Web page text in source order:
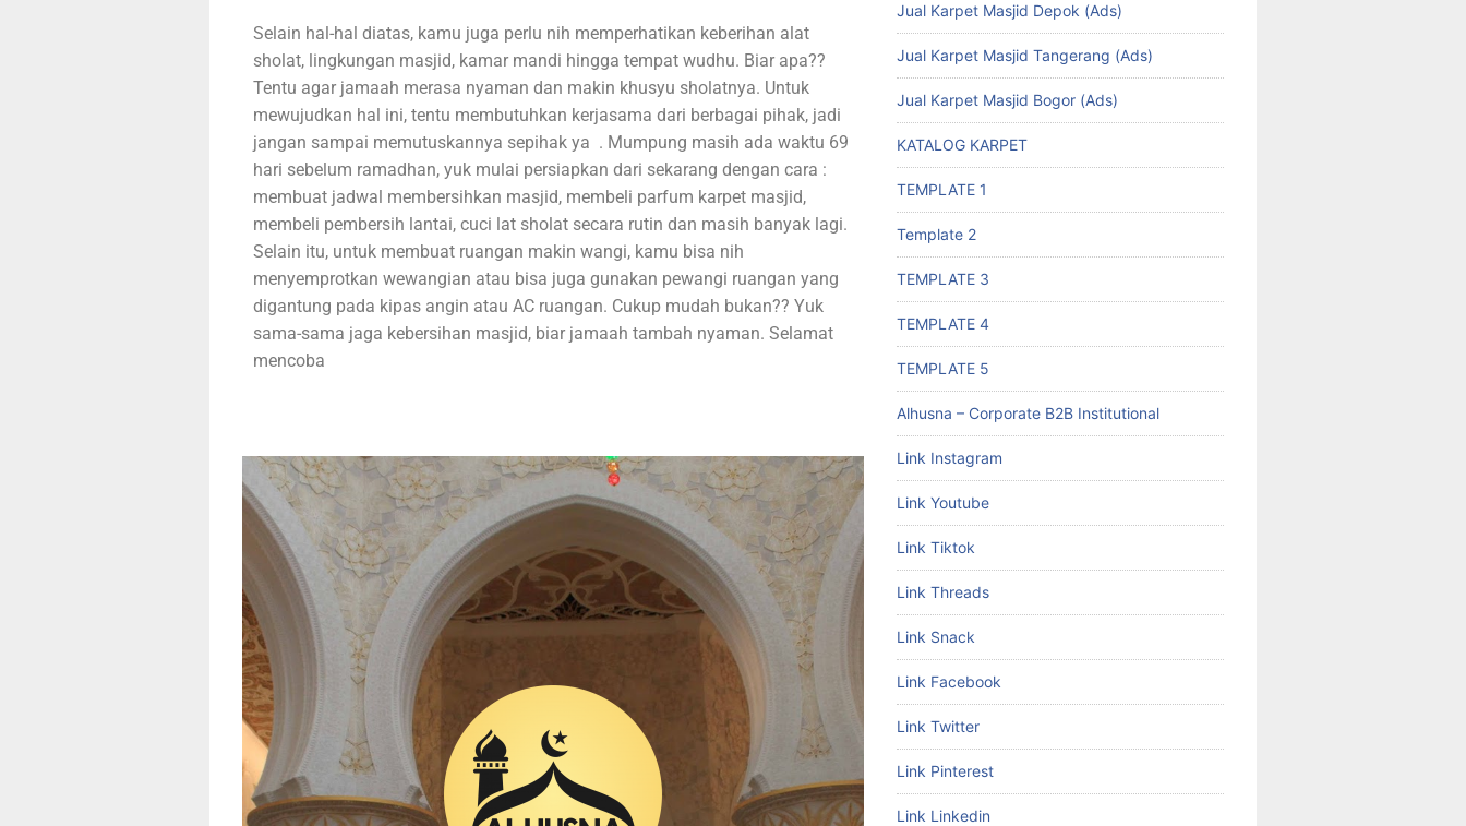
Selain hal-hal diatas, kamu juga perlu nih memperhatikan keberihan alat
sholat, lingkungan masjid, kamar mandi hingga tempat wudhu. Biar apa??
Tentu agar jamaah merasa nyaman dan makin khusyu sholatnya. Untuk
mewujudkan hal ini, tentu membutuhkan kerjasama dari berbagai pihak, jadi
jangan sampai memutuskannya sepihak ya . Mumpung masih ada waktu 69
hari sebelum ramadhan, yuk mulai persiapkan dari sekarang dengan cara :
membuat jadwal membersihkan masjid, membeli parfum karpet masjid,
membeli pembersih lantai, cuci lat sholat secara rutin dan masih banyak lagi.
Selain itu, untuk membuat ruangan makin wangi, kamu bisa nih
menyemprotkan wewangian atau bisa juga gunakan pewangi ruangan yang
digantung pada kipas angin atau AC ruangan. Cukup mudah bukan?? Yuk
sama-sama jaga kebersihan masjid, biar jamaah tambah nyaman. Selamat
mencoba
Jual Karpet Masjid Depok (Ads)
Jual Karpet Masjid Tangerang (Ads)
Jual Karpet Masjid Bogor (Ads)
KATALOG KARPET
TEMPLATE 1
Template 2
TEMPLATE 3
TEMPLATE 4
TEMPLATE 5
Alhusna – Corporate B2B Institutional
Link Instagram
Link Youtube
Link Tiktok
Link Threads
Link Snack
Link Facebook
Link Twitter
Link Pinterest
Link Linkedin